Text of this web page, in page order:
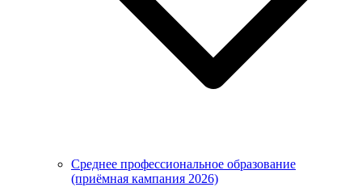
Среднее профессиональное образование
(приёмная кампания 2026)